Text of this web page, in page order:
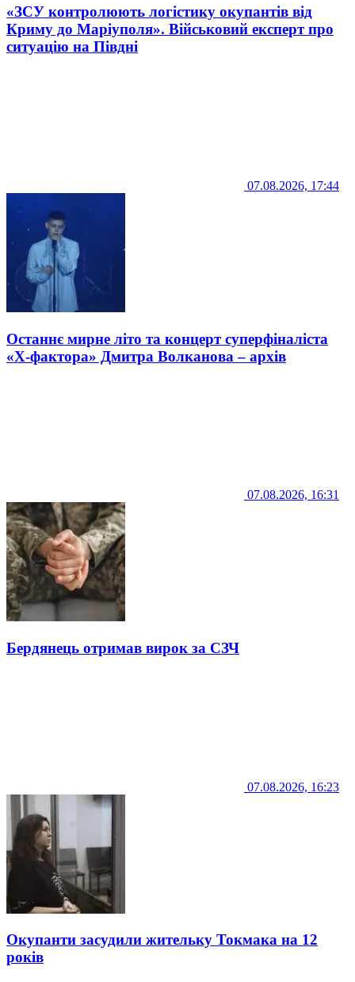
«ЗСУ контролюють логістику окупантів від
Криму до Маріуполя». Військовий експерт про
ситуацію на Півдні
07.08.2026, 17:44
Останнє мирне літо та концерт суперфіналіста
«Х-фактора» Дмитра Волканова – архів
07.08.2026, 16:31
Бердянець отримав вирок за СЗЧ
07.08.2026, 16:23
Окупанти засудили жительку Токмака на 12
років